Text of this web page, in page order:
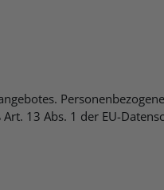
13 Abs. 1 der EU-